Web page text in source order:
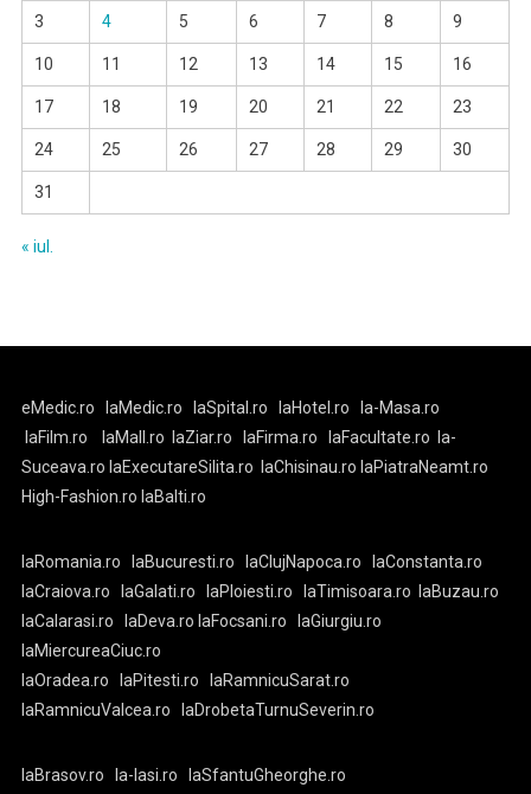
3 4 5 6 7 8 9
10 11 12 13 14 15 16
17 18 19 20 21 22 23
24 25 26 27 28 29 30
31
« iul.
eMedic.ro laMedic.ro laSpital.ro laHotel.ro
la-Masa.ro
laFilm.ro
laMall.ro laZiar.ro laFirma.ro laFacultate.ro
la-
Suceava.ro laExecutareSilita.ro laChisinau.ro laPiatraNeamt.ro
High-Fashion.ro laBalti.ro
laRomania.ro laBucuresti.ro laClujNapoca.ro
laConstanta.ro
laCraiova.ro
laGalati.ro laPloiesti.ro laTimisoara.ro
laBuzau.ro
laCalarasi.ro
laDeva.ro laFocsani.ro
laGiurgiu.ro
laMiercureaCiuc.ro
laOradea.ro
laPitesti.ro
laRamnicuSarat.ro
laRamnicuValcea.ro
laDrobetaTurnuSeverin.ro
laBrasov.ro la-Iasi.ro laSfantuGheorghe.ro